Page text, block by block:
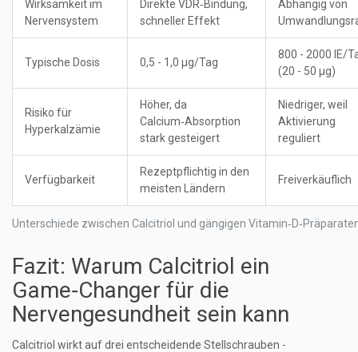
Unterschiede zwischen Calcitriol und gängigen
Wirksamkeit im
Nervensystem
Direkte VDR‑Bindung,
schneller Effekt
Abhängig von
Typische Dosis 0,5 - 1,0 µg/Tag
800 - 2000 IE/
(20 - 50 µg)
Risiko für
Hyperkalzämie
Höher, da
Calcium‑Absorption
stark gesteigert
Niedriger, weil
Aktivierung
reguliert
Verfügbarkeit
Rezeptpflichtig in den
meisten Ländern
Freiverkäuflich
Fazit: Warum Calcitriol ein
Game‑Changer für die
Nervengesundheit sein kann
Calcitriol wirkt auf drei entscheidende Stellschrauben -